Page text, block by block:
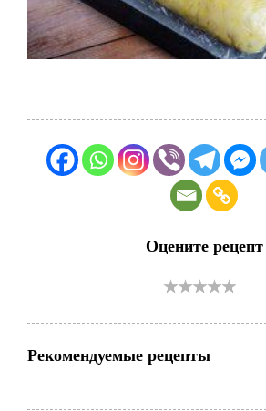
Оцените рецепт
Рекомендуемые рецепты